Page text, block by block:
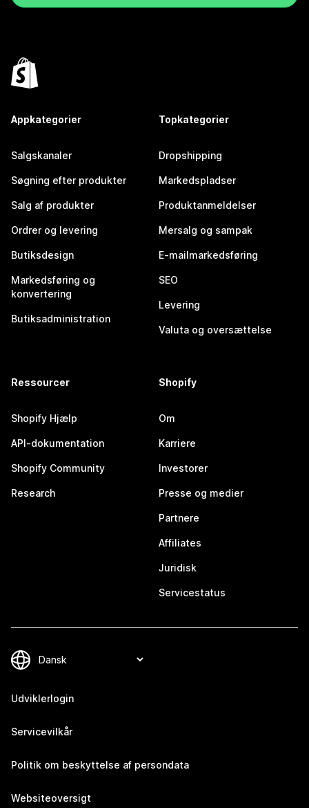
Appkategorier
Salgskanaler
Søgning efter produkter
Salg af produkter
Ordrer og levering
Butiksdesign
Markedsføring og
konvertering
Butiksadministration
Topkategorier
Dropshipping
Markedspladser
Produktanmeldelser
Mersalg og sampak
E-mailmarkedsføring
SEO
Levering
Valuta og oversættelse
Ressourcer
Shopify Hjælp
API-dokumentation
Shopify Community
Research
Shopify
Om
Karriere
Investorer
Presse og medier
Partnere
Affiliates
Juridisk
Servicestatus
Udviklerlogin
Servicevilkår
Politik om beskyttelse af persondata
Websiteoversigt